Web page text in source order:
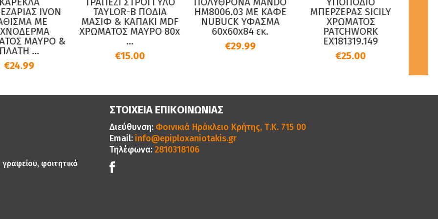
IVON
ΜΕ
ΜΑΥΡΟ &
ΠΛΑΤΗ ...
€24.99
TAYLOR-B ΠΟΔΙΑ
ΜΑΣΙΦ & ΚΑΠΑΚΙ MDF
ΧΡΩΜΑΤΟΣ ΜΑΥΡΟ 80x
...
€15.00
HM8006.03 ΜΕ ΚΑΦΕ
NUBUCK ΥΦΑΣΜΑ
60x60x84 εκ.
€29.99
ΜΠΕΡΖΕΡΑΣ SICILY
ΧΡΩΜΑΤΟΣ
PATCHWORK
EX181319.149
€25.00
φοιτητικό
ΣΤΟΙΧΕΙΑ ΕΠΙΚΟΙΝΩΝΙΑΣ
Διεύθυνση: Φοινικιά Ηράκλειο Κρήτης, Τ.Κ. 715 00
Email: info@epiploxaniotakis.gr
Τηλέφωνα: 2810318106